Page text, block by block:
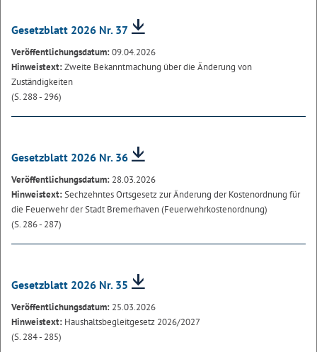
Gesetzblatt 2026 Nr. 37
Veröffentlichungsdatum:09.04.2026
Hinweistext:Zweite Bekanntmachung über die Änderung von
Zuständigkeiten
(S. 288 - 296)
Gesetzblatt 2026 Nr. 36
Veröffentlichungsdatum: 28.03.2026
Hinweistext:Sechzehntes Ortsgesetz zur Änderung der Kostenordnung für
die Feuerwehr der Stadt Bremerhaven (Feuerwehrkostenordnung)
(S. 286 - 287)
Gesetzblatt 2026 Nr. 35
Veröffentlichungsdatum: 25.03.2026
Hinweistext: Haushaltsbegleitgesetz 2026/2027
(S. 284 - 285)